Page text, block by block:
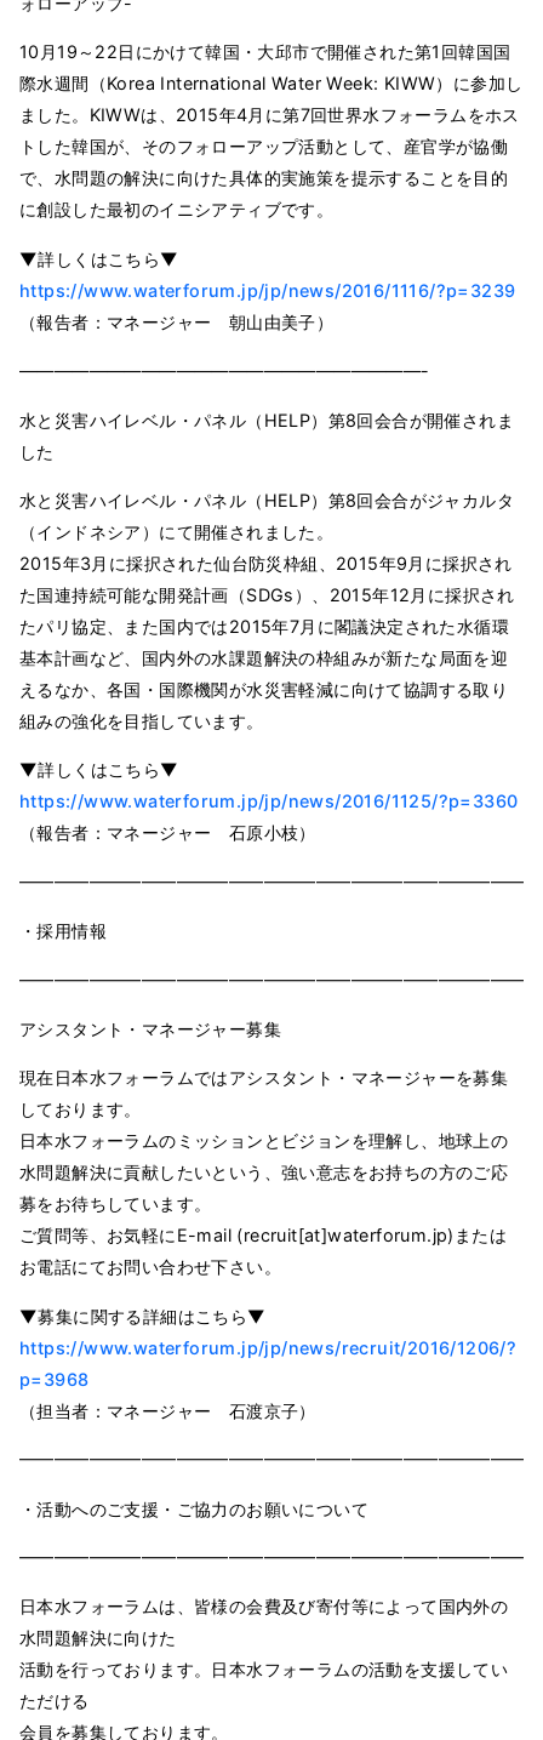
10月19～22日にかけて韓国・大邱市で開催された第1回韓国国
際水週間（Korea International Water Week: KIWW）に参加し
ました。KIWWは、2015年4月に第7回世界水フォーラムをホス
トした韓国が、そのフォローアップ活動として、産官学が協働
で、水問題の解決に向けた具体的実施策を提示することを目的
に創設した最初のイニシアティブです。
▼詳しくはこちら▼
https://www.waterforum.jp/jp/news/2016/1116/?p=3239
（報告者：マネージャー 朝山由美子）
———————————————————————-
水と災害ハイレベル・パネル（HELP）第8回会合が開催されま
した
水と災害ハイレベル・パネル（HELP）第8回会合がジャカルタ
（インドネシア）にて開催されました。
2015年3月に採択された仙台防災枠組、2015年9月に採択され
た国連持続可能な開発計画（SDGs）、2015年12月に採択され
たパリ協定、また国内では2015年7月に閣議決定された水循環
基本計画など、国内外の水課題解決の枠組みが新たな局面を迎
えるなか、各国・国際機関が水災害軽減に向けて協調する取り
組みの強化を目指しています。
▼詳しくはこちら▼
https://www.waterforum.jp/jp/news/2016/1125/?p=3360
（報告者：マネージャー 石原小枝）
・採用情報
アシスタント・マネージャー募集
現在日本水フォーラムではアシスタント・マネージャーを募集
しております。
日本水フォーラムのミッションとビジョンを理解し、地球上の
水問題解決に貢献したいという、強い意志をお持ちの方のご応
募をお待ちしています。
ご質問等、お気軽にE-mail (recruit[at]waterforum.jp)または
お電話にてお問い合わせ下さい。
▼募集に関する詳細はこちら▼
https://www.waterforum.jp/jp/news/recruit/2016/1206/?
p=3968
（担当者：マネージャー 石渡京子）
・活動へのご支援・ご協力のお願いについて
日本水フォーラムは、皆様の会費及び寄付等によって国内外の
水問題解決に向けた
活動を行っております。日本水フォーラムの活動を支援してい
ただける
会員を募集しております。